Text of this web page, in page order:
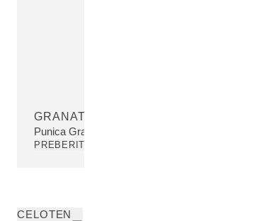
GRANATNO JABOLKO - OLJE
Punica Granatum Seed Oil
PREBERITE VEČ
CELOTEN